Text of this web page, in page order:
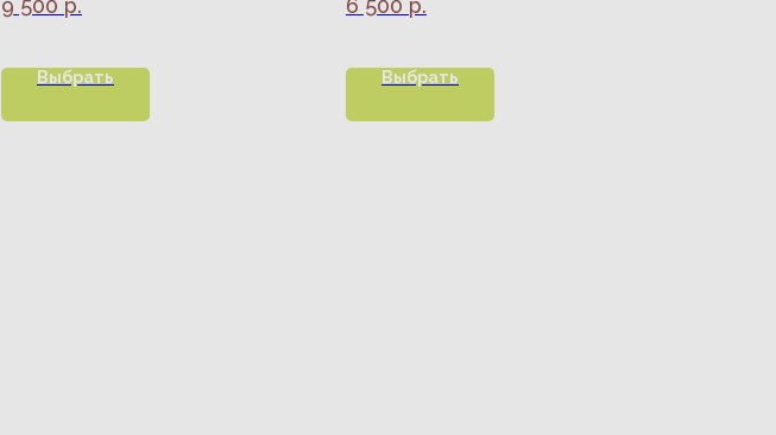
9 500 р.
Выбрать
6 500 р.
Выбрать